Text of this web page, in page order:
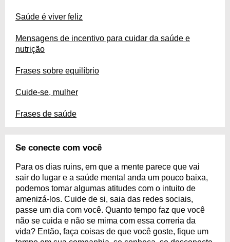
Saúde é viver feliz
Mensagens de incentivo para cuidar da saúde e
nutrição
Frases sobre equilíbrio
Cuide-se, mulher
Frases de saúde
Se conecte com você
Para os dias ruins, em que a mente parece que vai
sair do lugar e a saúde mental anda um pouco baixa,
podemos tomar algumas atitudes com o intuito de
amenizá-los. Cuide de si, saia das redes sociais,
passe um dia com você. Quanto tempo faz que você
não se cuida e não se mima com essa correria da
vida? Então, faça coisas de que você goste, fique um